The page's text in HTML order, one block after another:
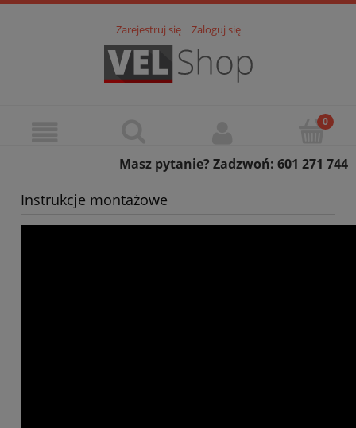
Zarejestruj się Zaloguj się
Masz pytanie? Zadzwoń: 601 271 744
Instrukcje montażowe